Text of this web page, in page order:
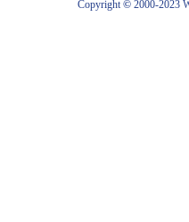
Copyright©2000-2023